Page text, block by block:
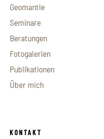
Geomantie
Seminare
Beratungen
Fotogalerien
Publikationen
Über mich
KONTAKT